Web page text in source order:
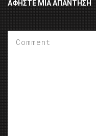
ΑΦΉΣΤΕ ΜΙΑ ΑΠΆΝΤΗΣΗ